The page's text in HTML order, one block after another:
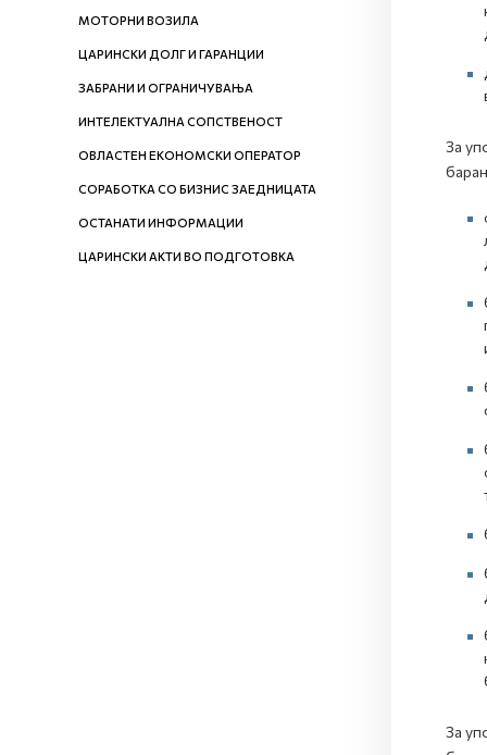
МОТОРНИ ВОЗИЛА
ЦАРИНСКИ ДОЛГ И ГАРАНЦИИ
ЗАБРАНИ И ОГРАНИЧУВАЊА
ИНТЕЛЕКТУАЛНА СОПСТВЕНОСТ
ОВЛАСТЕН ЕКОНОМСКИ ОПЕРАТОР
СОРАБОТКА СО БИЗНИС ЗАЕДНИЦАТА
ОСТАНАТИ ИНФОРМАЦИИ
ЦАРИНСКИ АКТИ ВО ПОДГОТОВКА
За
За